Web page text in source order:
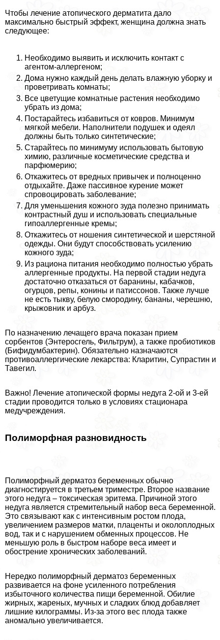
Чтобы лечение атопического дерматита дало
максимально быстрый эффект, женщина должна знать
следующее:
Необходимо выявить и исключить контакт с
агентом-аллергеном;
Дома нужно каждый день делать влажную уборку и
проветривать комнаты;
Все цветущие комнатные растения необходимо
убрать из дома;
Постарайтесь избавиться от ковров. Минимум
мягкой мебели. Наполнители подушек и одеял
должны быть только синтетические;
Старайтесь по минимуму использовать бытовую
химию, различные косметические средства и
парфюмерию;
Откажитесь от вредных привычек и полноценно
отдыхайте. Даже пассивное курение может
спровоцировать заболевание;
Для уменьшения кожного зуда полезно принимать
контрастный душ и использовать специальные
гипоаллергенные кремы;
Откажитесь от ношения синтетической и шерстяной
одежды. Они будут способствовать усилению
кожного зуда;
Из рациона питания необходимо полностью убрать
аллергенные продукты. На первой стадии недуга
достаточно отказаться от бapaнины, кабачков,
огурцов, репы, конины и патиссонов. Также лучше
не есть тыкву, белую смородину, бананы, черешню,
крыжовник и арбуз.
По назначению лечащего врача показан прием
сорбентов (Энтеросгель, Фильтрум), а также пробиотиков
(Бифидумбактерин). Обязательно назначаются
противоаллергические лекарства: Кларитин, Супрастин и
Тавегил.
Важно! Лечение атопической формы недуга 2-ой и 3-ей
стадии проводится только в условиях стационара
медучреждения.
Полиморфная разновидность
Полиморфный дерматоз беременных обычно
диагностируется в третьем триместре. Второе название
этого недуга – токсическая эритема. Причиной этого
недуга является стремительный набор веса беременной.
Это связывают как с интенсивным ростом плода,
увеличением размеров матки, плаценты и околоплодных
вод, так и с нарушением обменных процессов. Не
меньшую роль в быстром наборе веса имеет и
обострение хронических заболеваний.
Нередко полиморфный дерматоз беременных
развивается на фоне усиленного потрeбления
избыточного количества пищи беременной. Обилие
жирных, жареных, мучных и сладких блюд добавляет
лишние килограммы. Из-за этого вес плода также
аномально увеличивается.